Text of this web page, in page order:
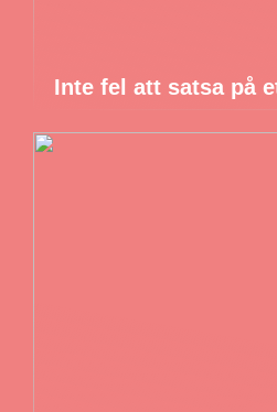
Inte fel att satsa på